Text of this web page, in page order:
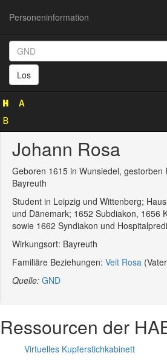
Personeninformation
Los
122210573)
Johann Rosa
Geboren 1615 in Wunsiedel, gestorben
Bayreuth
Student in Leipzig und Wittenberg;
und Dänemark; 1652 Subdiakon, 1656
sowie 1662 Syndiakon und
Wirkungsort: Bayreuth
Familiäre Beziehungen: Veit Rosa
Quelle: GND
Ressourcen der
Virtuelles Kupferstichkabinett